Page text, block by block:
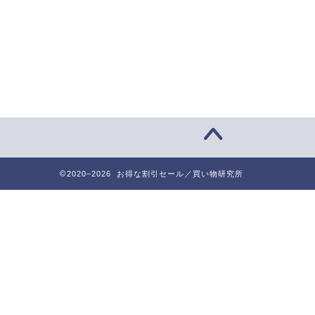
2020–2026 お得な割引セール／買い物研究所